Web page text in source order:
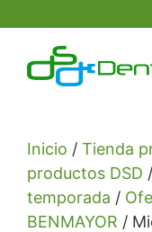
contenido
Inicio / Tienda
productos DSD /
temporada /
BENMAYOR /